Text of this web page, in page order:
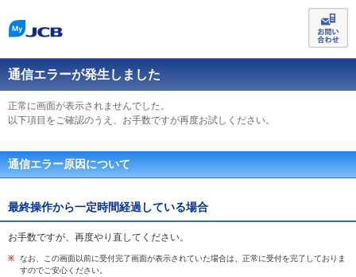
通信エラーが発生しました
正常に画面が表示されませんでした。
以下項目をご確認のうえ、お手数ですが再度お試しください。
通信エラー原因について
最終操作から一定時間経過している場合
お手数ですが、再度やり直してください。
なお、この画面以前に受付完了画面が表示されていた場合は、正常に受付を完了しておりま
すのでご安心ください。